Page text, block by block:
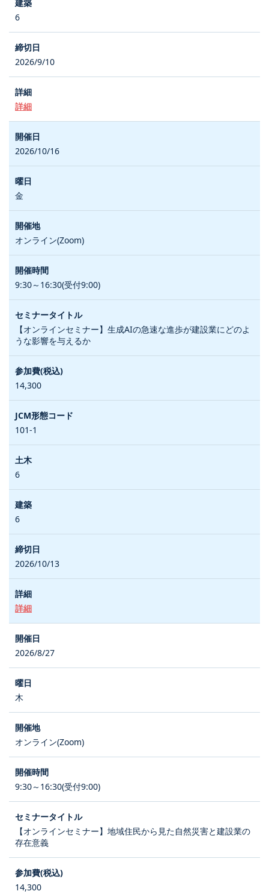
6
2026/9/10
詳細
2026/10/16
金
オンライン(Zoom)
9:30～16:30(受付9:00)
【オンラインセミナー】生成AIの急速な進歩が建設業にどのよ
うな影響を与えるか
14,300
101-1
6
6
2026/10/13
詳細
2026/8/27
木
オンライン(Zoom)
9:30～16:30(受付9:00)
【オンラインセミナー】地域住民から見た自然災害と建設業の
存在意義
14,300